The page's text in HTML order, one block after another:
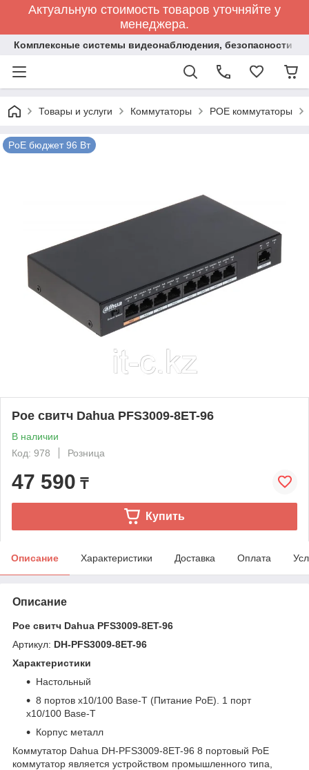
Актуальную стоимость товаров уточняйте у
менеджера.
Комплексные системы видеонаблюдения, безопасности и
Товары и услуги Коммутаторы POE коммутаторы
PoE бюджет 96 Вт
Poe свитч Dahua PFS3009-8ET-96
В наличии
Код: 978
Розница
47 590 ₸
Купить
Описание Характеристики Доставка Оплата
Описание
Poe свитч Dahua PFS3009-8ET-96
Артикул: DH-PFS3009-8ET-96
Характеристики
Настольный
8 портов x10/100 Base-T (Питание PoE). 1 порт
x10/100 Base-T
Корпус металл
Коммутатор Dahua DH-PFS3009-8ET-96 8 портовый РоЕ
коммутатор является устройством промышленного типа,